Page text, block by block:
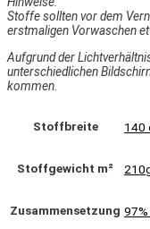
Stoffe sollten vor dem
erstmaligen Vorwaschen
Aufgrund der
unterschiedlichen
kommen.
Stoffbreite 140
Stoffgewicht m²
Zusammensetzung 97%